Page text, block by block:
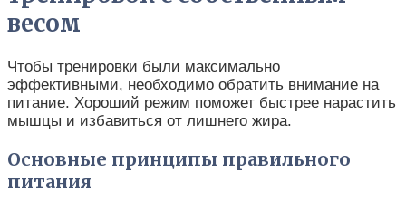
весом
Чтобы тренировки были максимально
эффективными, необходимо обратить внимание на
питание. Хороший режим поможет быстрее нарастить
мышцы и избавиться от лишнего жира.
Основные принципы правильного
питания